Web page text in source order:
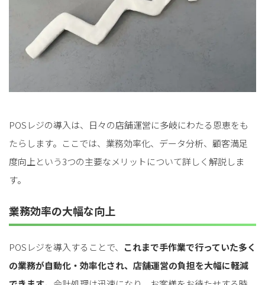
POSレジの導入は、日々の店舗運営に多岐にわたる恩恵をも
たらします。ここでは、業務効率化、データ分析、顧客満足
度向上という3つの主要なメリットについて詳しく解説しま
す。
業務効率の大幅な向上
POSレジを導入することで、 これまで手作業で行っていた多く
の業務が自動化・効率化され、店舗運営の負担を大幅に軽減